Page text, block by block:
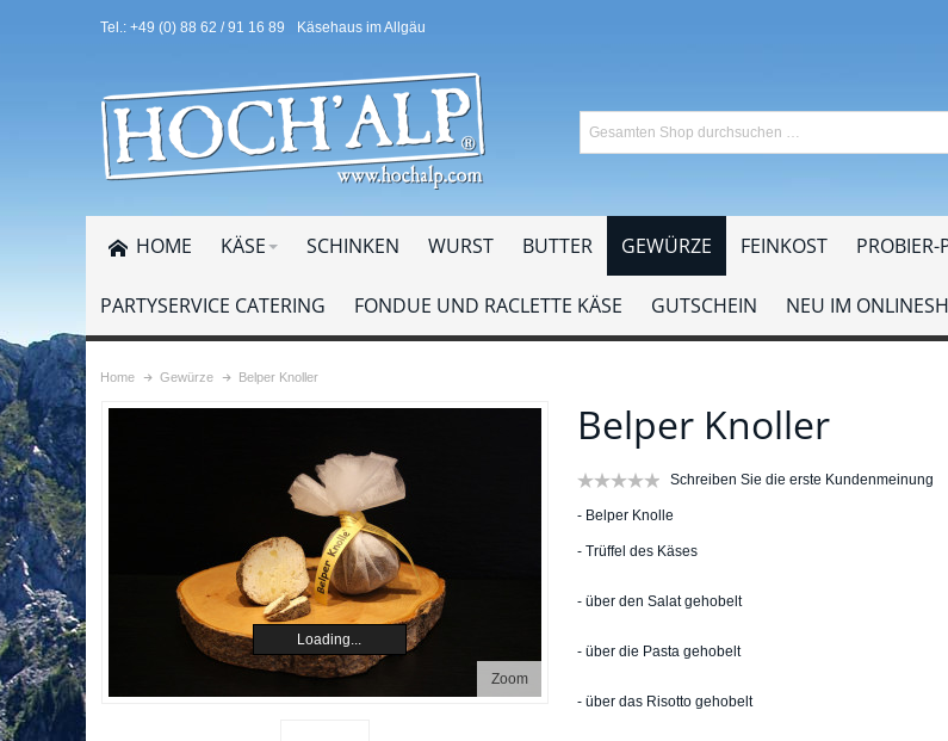
Tel.: +49 (0) 88 62 / 91 16 89 Käsehaus im Allgäu
HOME KÄSE SCHINKEN WURST BUTTER GEWÜRZE FEINKOST PROBIER-
PARTYSERVICE CATERING FONDUE UND RACLETTE KÄSE GUTSCHEIN NEU IM
Home Gewürze Belper Knoller
Loading...
Zoom
Belper Knoller
Schreiben Sie die erste Kundenmeinung
- Belper Knolle
- Trüffel des Käses
- über den Salat gehobelt
- über die Pasta gehobelt
- über das Risotto gehobelt